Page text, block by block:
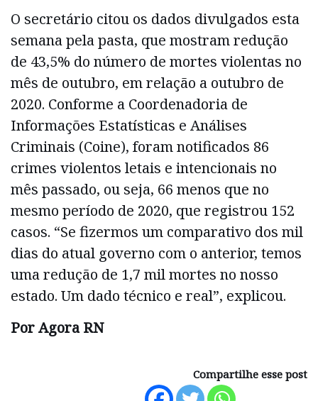
O secretário citou os dados divulgados esta
semana pela pasta, que mostram redução
de 43,5% do número de mortes violentas no
mês de outubro, em relação a outubro de
2020. Conforme a Coordenadoria de
Informações Estatísticas e Análises
Criminais (Coine), foram notificados 86
crimes violentos letais e intencionais no
mês passado, ou seja, 66 menos que no
mesmo período de 2020, que registrou 152
casos. “Se fizermos um comparativo dos mil
dias do atual governo com o anterior, temos
uma redução de 1,7 mil mortes no nosso
estado. Um dado técnico e real”, explicou.
Por Agora RN
Compartilhe esse post